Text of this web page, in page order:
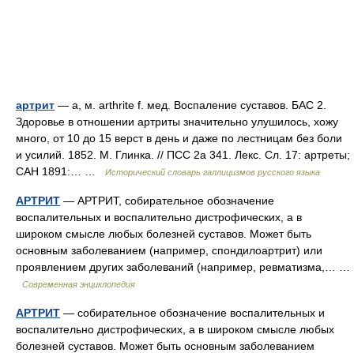
артрит — а, м. arthrite f. мед. Воспаление суставов. БАС 2.
Здоровье в отношении артриты значительно улушилось, хожу
много, от 10 до 15 верст в день и даже по лестницам без боли
и усилий. 1852. М. Глинка. // ПСС 2а 341. Лекс. Сл. 17: артреты;
САН 1891:… …
Исторический словарь галлицизмов русского языка
АРТРИТ — АРТРИТ, собирательное обозначение
воспалительных и воспалительно дистрофических, а в
широком смысле любых болезней суставов. Может быть
основным заболеванием (например, спондилоартрит) или
проявлением других заболеваний (например, ревматизма,… …
Современная энциклопедия
АРТРИТ — собирательное обозначение воспалительных и
воспалительно дистрофических, а в широком смысле любых
болезней суставов. Может быть основным заболеванием